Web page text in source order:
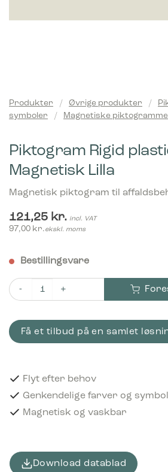
Produkter / Øvrige produkter /
symboler
/ Magnetiske
Piktogram Rigid
Magnetisk Lilla
Magnetisk piktogram til
121,25 kr. incl. VAT
97,00 kr.ekskl. moms
Bestillingsvare
Piktogram Rigid plastics 16x3 cm
Få et tilbud på en samlet
Flyt efter behov
Genkendelige farver og
Magnetisk og vaskbar
Download datablad